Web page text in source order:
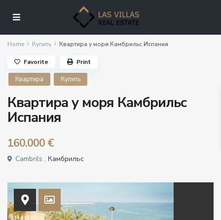
Home Купить Квартира у моря Камбрильс Испания
Квартира Купить
Квартира у моря Камбрильс
Испания
160.000 €
Cambrils ,Камбрильс
Favorite Print